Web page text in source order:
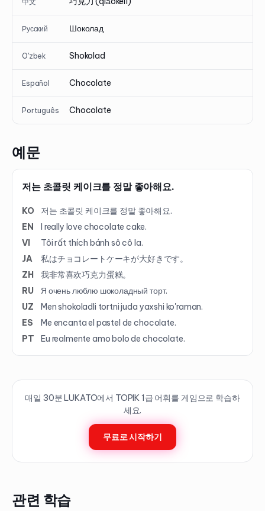
Русский Шоколад
O'zbek Shokolad
Español Chocolate
Português Chocolate
예문
저는 초콜릿 케이크를 정말 좋아해요.
KO
저는 초콜릿 케이크를 정말 좋아해요.
EN
I really love chocolate cake.
VI
Tôi rất thích bánh sô cô la.
JA
私はチョコレートケーキが大好きです。
ZH
我非常喜欢巧克力蛋糕。
RU
Я очень люблю шоколадный торт.
UZ
Men shokoladli tortni juda yaxshi ko'raman.
ES
Me encanta el pastel de chocolate.
PT
Eu realmente amo bolo de chocolate.
매일 30분 LUKATO에서 TOPIK 1급 어휘를 게임으로 학습하
세요.
무료로 시작하기
관련 학습